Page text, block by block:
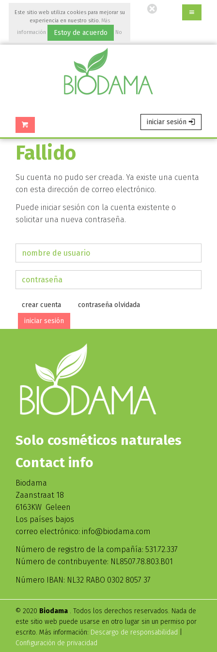
contenido
principal
Este sitio web utiliza cookies para mejorar su
experiencia en nuestro sitio. Más
información
Estoy de acuerdo
No
aceptar
iniciar sesión
Fallido
Su cuenta no pudo ser creada. Ya existe una cuenta
con esta dirección de correo electrónico.
Puede iniciar sesión con la cuenta existente o
solicitar una nueva contraseña.
crear cuenta
contraseña olvidada
iniciar sesión
Solo cosméticos naturales
Contact info
Biodama
Zaanstraat 18
6163KW Geleen
Los países bajos
correo electrónico: info@biodama.com
Número de registro de la compañía: 531.72.337
Número de contribuyente: NL8507.78.803.B01
Número IBAN: NL32 RABO 0302 8057 37
© 2020 Biodama . Todos los derechos reservados. Nada de
este sitio web puede usarse en otro lugar sin un permiso por
escrito. Más información: Descargo de responsabilidad
Configuración de privacidad